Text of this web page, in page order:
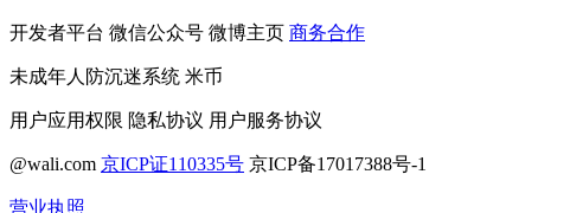
开发者平台 微信公众号 微博主页 商务合作
未成年人防沉迷系统 米币
用户应用权限 隐私协议 用户服务协议
@wali.com 京ICP证110335号 京ICP备17017388号-1
营业执照